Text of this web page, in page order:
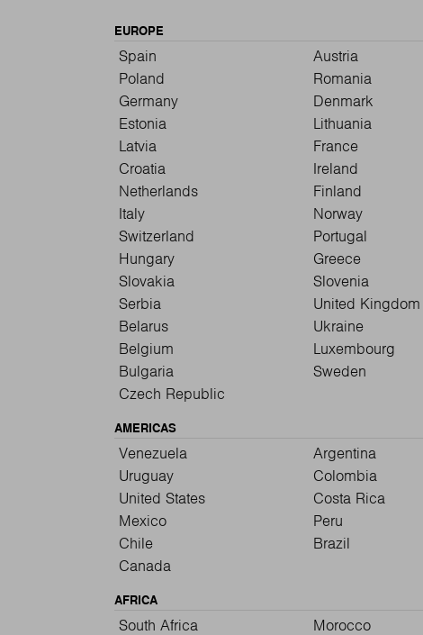
EUROPE
Spain
Austria
Poland
Romania
Germany
Denmark
Estonia
Lithuania
Latvia
France
Croatia
Ireland
Netherlands
Finland
Italy
Norway
Switzerland
Portugal
Hungary
Greece
Slovakia
Slovenia
Serbia
United Kingdom
Belarus
Ukraine
Belgium
Luxembourg
Bulgaria
Sweden
Czech Republic
AMERICAS
Venezuela
Argentina
Uruguay
Colombia
United States
Costa Rica
Mexico
Peru
Chile
Brazil
Canada
AFRICA
South Africa
Morocco